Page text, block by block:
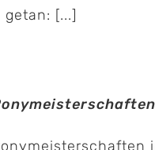
[...]